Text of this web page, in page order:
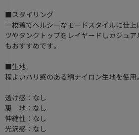
■スタイリング
一枚着でヘルシーなモードスタイルに仕上
ツやタンクトップをレイヤードしカジュ
もおすすめです。
■生地
程よいハリ感のある綿ナイロン生地を使用。
透け感：なし
裏 地：なし
伸縮性：なし
光沢感：なし